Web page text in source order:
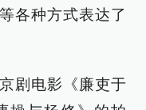
各种方式表达了
剧电影《廉吏于